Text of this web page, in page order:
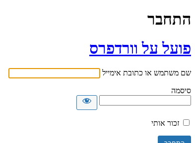
התחבר
פועל על וורדפרס
שם משתמש או כתובת אימייל
סיסמה
זכור אותי